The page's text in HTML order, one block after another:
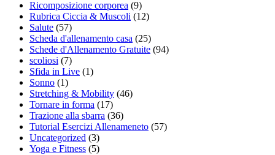
Ricomposizione corporea (9)
Rubrica Ciccia & Muscoli (12)
Salute (57)
Scheda d'allenamento casa (25)
Schede d'Allenamento Gratuite (94)
scoliosi (7)
Sfida in Live (1)
Sonno (1)
Stretching & Mobility (46)
Tornare in forma (17)
Trazione alla sbarra (36)
Tutorial Esercizi Allenameneto (57)
Uncategorized (3)
Yoga e Fitness (5)